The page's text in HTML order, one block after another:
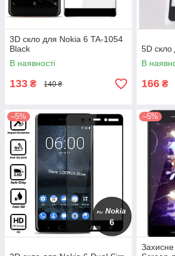
3D скло для Nokia 6 TA-1054
Black
В наявності
133 ₴ 140 ₴
5D
В
166 ₴
–5% –5%